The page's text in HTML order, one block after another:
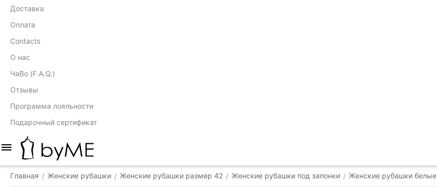
Доставка
Оплата
Contacts
О нас
ЧаВо (F.A.Q.)
Отзывы
Программа лояльности
Подарочный сертификат
Главная / Женские рубашки / Женские рубашки размер 42 / Женские рубашки под запонки / Женские рубашки белые